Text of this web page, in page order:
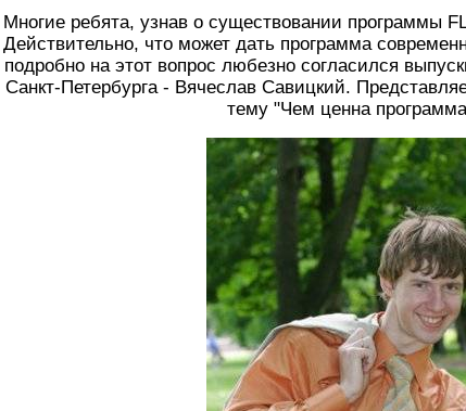
Многие ребята, узнав о существовании программы
Действительно, что может дать программа
подробно на этот вопрос любезно согласился
Санкт-Петербурга - Вячеслав Савицкий.
тему "Чем ценна